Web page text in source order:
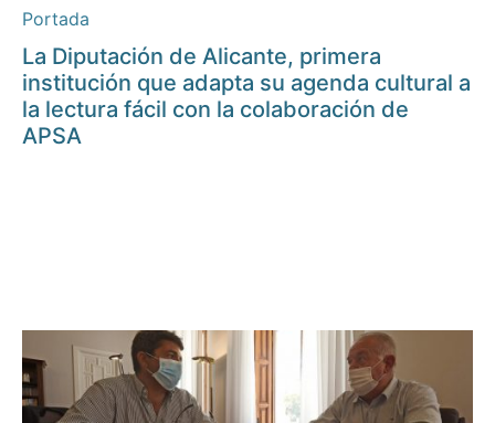
Portada
La Diputación de Alicante, primera
institución que adapta su agenda cultural a
la lectura fácil con la colaboración de
APSA